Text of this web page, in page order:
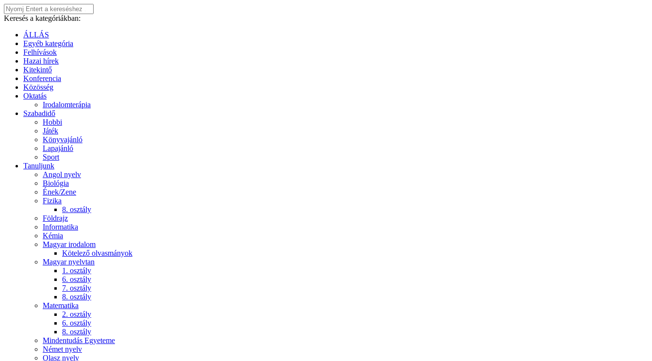
Keresés a kategóriákban:
ÁLLÁS
Egyéb kategória
Felhívások
Hazai hírek
Kitekintő
Konferencia
Közösség
Oktatás
Irodalomterápia
Szabadidő
Hobbi
Játék
Könyvajánló
Lapajánló
Sport
Tanuljunk
Angol nyelv
Biológia
Ének/Zene
Fizika
8. osztály
Földrajz
Informatika
Kémia
Magyar irodalom
Kötelező olvasmányok
Magyar nyelvtan
1. osztály
6. osztály
7. osztály
8. osztály
Matematika
2. osztály
6. osztály
8. osztály
Mindentudás Egyeteme
Német nyelv
Olasz nyelv